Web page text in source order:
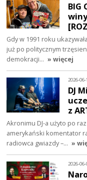
BIG
Gdy w 1991 roku
już po politycznym
demokracji… » więcej
2026-
DJ
z
Akronimu DJ-a użyto po
amerykański komentator
radiowca gwiazdy –… »
2026-